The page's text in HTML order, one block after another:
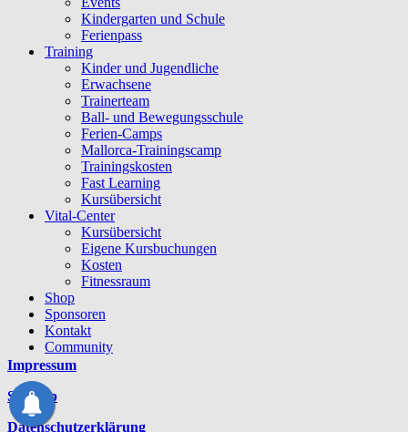
Impressum
Sitemap
Datenschutzerklärung
Kindergarten und Schule
Ferienpass
Training
Kinder und Jugendliche
Erwachsene
Trainerteam
Ball- und Bewegungsschule
Ferien-Camps
Mallorca-Trainingscamp
Trainingskosten
Fast Learning
Kursübersicht
Vital-Center
Kursübersicht
Eigene Kursbuchungen
Kosten
Fitnessraum
Shop
Sponsoren
Kontakt
Community
Forum
Download